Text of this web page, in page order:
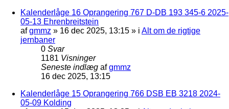
Kalenderlåge 16 Oprangering 767 D-DB 193 345-6 2025-
05-13 Ehrenbreitstein
afgmmz » 16 dec 2025, 13:15 » i Alt om de rigtige
jernbaner
0 Svar
1181 Visninger
Seneste indlæg afgmmz
16 dec 2025, 13:15
Kalenderlåge 15 Oprangering 766 DSB EB 3218 2024-
05-09 Kolding